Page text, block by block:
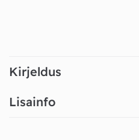
Kirjeldus
Lisainfo